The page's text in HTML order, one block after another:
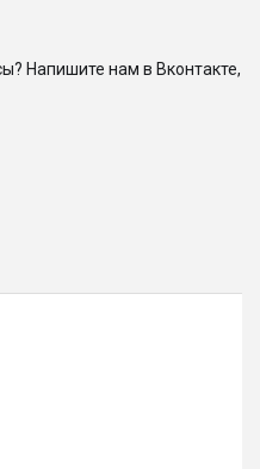
Напишите нам в Вконтакте,